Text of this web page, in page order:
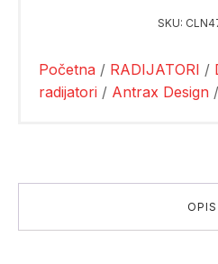
SKU:
Početna / RADIJATORI /
radijatori / Antrax Design
OPIS